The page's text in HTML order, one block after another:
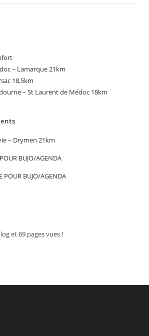
– Lamarque 21km
18,5km
– St Laurent de Médoc 18km
– Drymen 21km
BUJO/AGENDA
POUR BUJO/AGENDA
et69 pages vues !